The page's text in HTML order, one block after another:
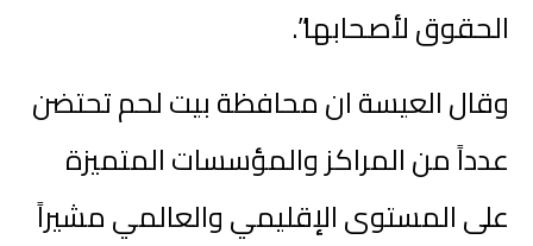
الحقوق لأصحابها”.
وقال العيسة ان محافظة بيت لحم تحتضن
عدداً من المراكز والمؤسسات المتميزة
على المستوى الإقليمي والعالمي مشيراً